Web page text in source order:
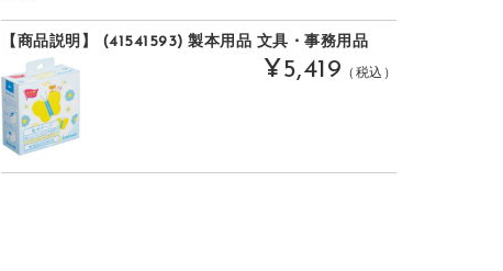
【商品説明】 (41541593) 製本用品 文具・事務用品
¥5,419 （税込）